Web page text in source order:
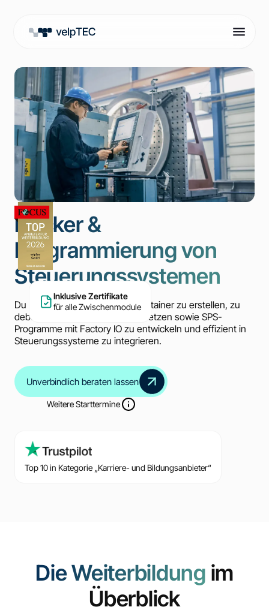
Inklusive Zertifikate
für alle Zwischenmodule
Docker &
Programmierung von
Steuerungssystemen
Du lernst praxisnah, Docker-Container zu erstellen, zu
debuggen und skalierbar einzusetzen sowie SPS-
Programme mit Factory IO zu entwickeln und effizient in
Steuerungssysteme zu integrieren.
Unverbindlich beraten lassen
Weitere Starttermine
Top 10 in Kategorie „Karriere- und Bildungsanbieter“
Die Weiterbildung im
Überblick